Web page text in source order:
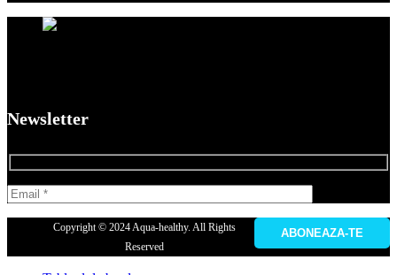
Newsletter
Copyright © 2024 Aqua-healthy. All Rights
Reserved